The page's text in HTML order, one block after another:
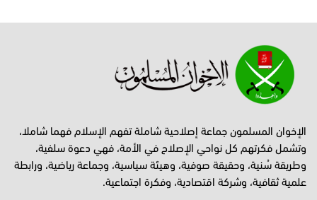
الإخوان المسلمون جماعة إصلاحية شاملة تفهم الإسلام فهما شاملا،
وتشمل فكرتهم كل نواحي الإصلاح في الأمة، فهي دعوة سلفية،
وطريقة سُنية، وحقيقة صوفية، وهيئة سياسية، وجماعة رياضية، ورابطة
علمية ثقافية، وشركة اقتصادية، وفكرة اجتماعية.